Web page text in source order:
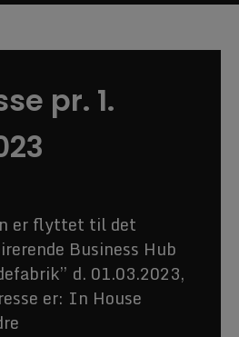
pr. 1.
er flyttet til det
Business Hub
d. 01.03.2023,
er: In House